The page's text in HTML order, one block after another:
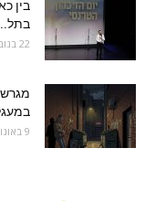
בין
22 בנובמבר 2025
9 באוגוסט 2025